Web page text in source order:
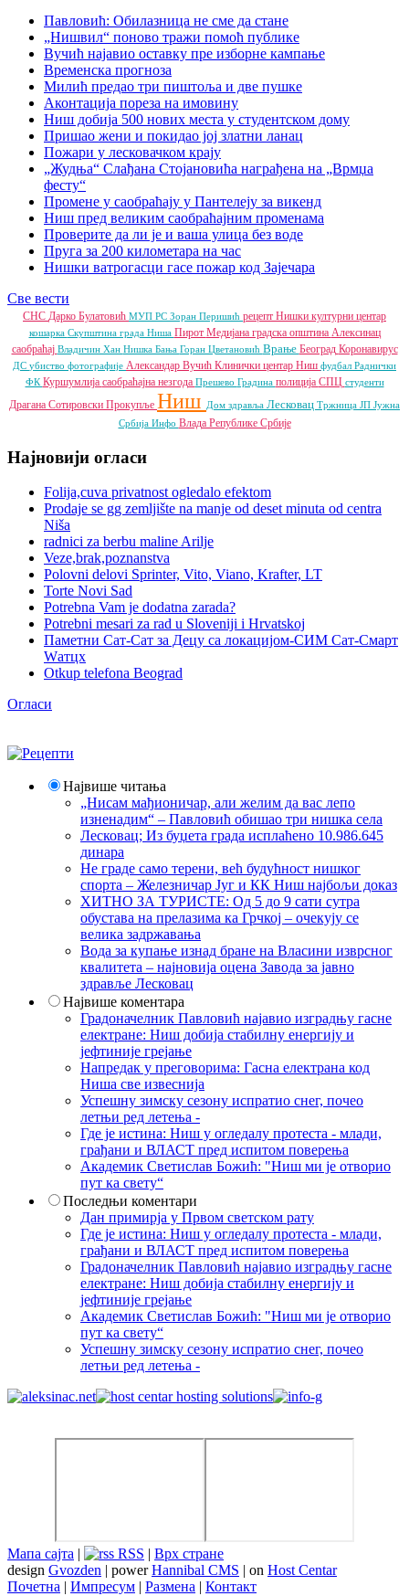
Павловић: Обилазница не сме да стане
„Нишвил“ поново тражи помоћ публике
Вучић најавио оставку пре изборне кампање
Временска прогноза
Милић предао три пиштоља и две пушке
Аконтација пореза на имовину
Ниш добија 500 нових места у студентском дому
Пришао жени и покидао јој златни ланац
Пожари у лесковачком крају
„Жудња“ Слађана Стојановића награђена на „Врмџа
фесту“
Промене у саобраћају у Пантелеју за викенд
Ниш пред великим саобраћајним променама
Проверите да ли је и ваша улица без воде
Пруга за 200 километара на час
Нишки ватрогасци гасе пожар код Зајечара
Све вести
СНС Дарко Булатовић МУП РС Зоран Перишић рецепт Нишки културни центар
кошарка Скупштина града Ниша Пирот Медијана градска општина Алексинац
саобраћај Владичин Хан Нишка Бања Горан Цветановић Врање Београд Коронавирус
ДС убиство фотографије Александар Вучић Клинички центар Ниш фудбал Раднички
ФК Куршумлија саобраћајна незгода Прешево Градина полиција СПЦ студенти
Драгана Сотировски Прокупље Ниш Дом здравља Лесковац Тржница ЈП Јужна
Србија Инфо Влада Републике Србије
Најновији огласи
Folija,cuva privatnost ogledalo efektom
Prodaje se gg zemljište na manje od deset minuta od centra
Niša
radnici za berbu maline Arilje
Veze,brak,poznanstva
Polovni delovi Sprinter, Vito, Viano, Krafter, LT
Torte Novi Sad
Potrebna Vam je dodatna zarada?
Potrebni mesari za rad u Sloveniji i Hrvatskoj
Паметни Сат-Сат за Децу са локацијом-СИМ Сат-Смарт
Wатцх
Otkup telefona Beograd
Огласи
Највише читања
„Нисам мађионичар, али желим да вас лепо
изненадим“ – Павловић обишао три нишка села
Лесковац; Из буџета града исплаћено 10.986.645
динара
Не граде само терени, већ будућност нишког
спорта – Железничар Југ и КК Ниш најбољи доказ
ХИТНО ЗА ТУРИСТЕ: Од 5 до 9 сати сутра
обустава на прелазима ка Грчкој – очекују се
велика задржавања
Вода за купање изнад бране на Власини изврсног
квалитета – најновија оцена Завода за јавно
здравље Лесковац
Највише коментара
Градоначелник Павловић најавио изградњу гасне
електране: Ниш добија стабилну енергију и
јефтиније грејање
Напредак у преговорима: Гасна електрана код
Ниша све извеснија
Успешну зимску сезону испратио снег, почео
летњи ред летења -
Где је истина: Ниш у огледалу протеста - млади,
грађани и ВЛАСТ пред испитом поверења
Академик Светислав Божић: "Ниш ми је отворио
пут ка свету“
Последњи коментари
Дан примирја у Првом светском рату
Где је истина: Ниш у огледалу протеста - млади,
грађани и ВЛАСТ пред испитом поверења
Градоначелник Павловић најавио изградњу гасне
електране: Ниш добија стабилну енергију и
јефтиније грејање
Академик Светислав Божић: "Ниш ми је отворио
пут ка свету“
Успешну зимску сезону испратио снег, почео
летњи ред летења -
Мапа сајта | RSS | Врх стране
design Gvozden | powerHannibal CMS | on Host Centar
Почетна | Импресум | Размена | Контакт